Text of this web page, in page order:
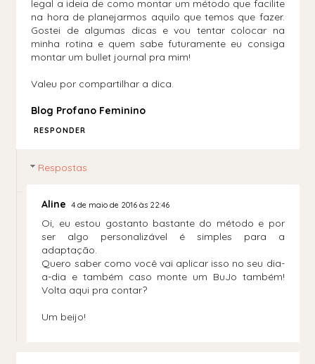
legal a ideia de como montar um método que facilite
na hora de planejarmos aquilo que temos que fazer.
Gostei de algumas dicas e vou tentar colocar na
minha rotina e quem sabe futuramente eu consiga
montar um bullet journal pra mim!
Valeu por compartilhar a dica.
Blog Profano Feminino
RESPONDER
Respostas
Aline 4 de maio de 2016 às 22:46
Oi, eu estou gostanto bastante do método e por
ser algo personalizável é simples para a
adaptação.
Quero saber como você vai aplicar isso no seu dia-
a-dia e também caso monte um BuJo também!
Volta aqui pra contar?
Um beijo!